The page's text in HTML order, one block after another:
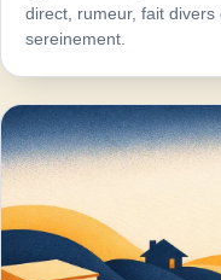
direct, rumeur, fait
sereinement.